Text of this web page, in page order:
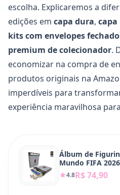
escolha. Explicaremos a
edições em capa dura,
kits com envelopes
premium de colecionador.
economizar na compra de
produtos originais na
imperdíveis para
experiência maravilhosa
Álbum de
Mundo FIFA
4.8R$ 74,90